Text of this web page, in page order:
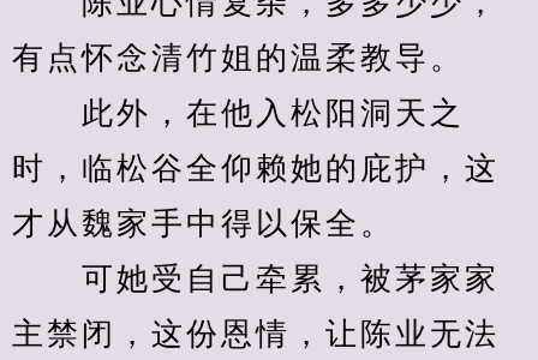
有点怀念清竹姐的温柔教导。
此外，在他入松阳洞天之
时，临松谷全仰赖她的庇护，这
才从魏家手中得以保全。
可她受自己牵累，被茅家家
主禁闭，这份恩情，让陈业无法